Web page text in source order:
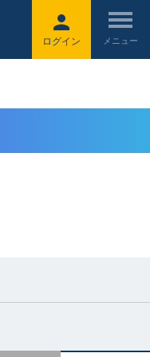
ログイン